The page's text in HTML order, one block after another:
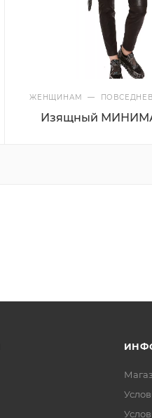
ЖЕНЩИНАМ—
Изящный